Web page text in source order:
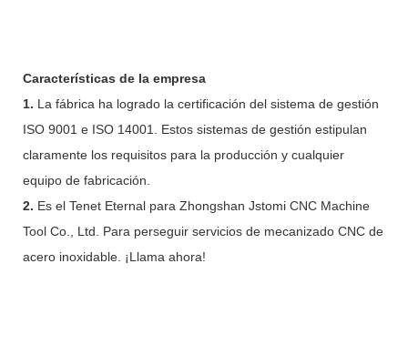
Características de la empresa
1. La fábrica ha logrado la certificación del sistema de gestión
ISO 9001 e ISO 14001. Estos sistemas de gestión estipulan
claramente los requisitos para la producción y cualquier
equipo de fabricación.
2. Es el Tenet Eternal para Zhongshan Jstomi CNC Machine
Tool Co., Ltd. Para perseguir servicios de mecanizado CNC de
acero inoxidable. ¡Llama ahora!